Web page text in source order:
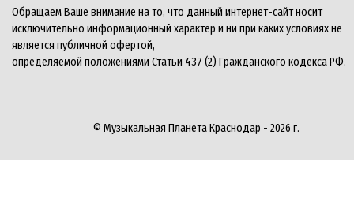
Обращаем Ваше внимание на то, что данный интернет-сайт носит
исключительно информационный характер и ни при каких условиях не
является публичной офертой,
определяемой положениями Статьи 437 (2) Гражданского кодекса РФ.
© Музыкальная Планета Краснодар - 2026 г.